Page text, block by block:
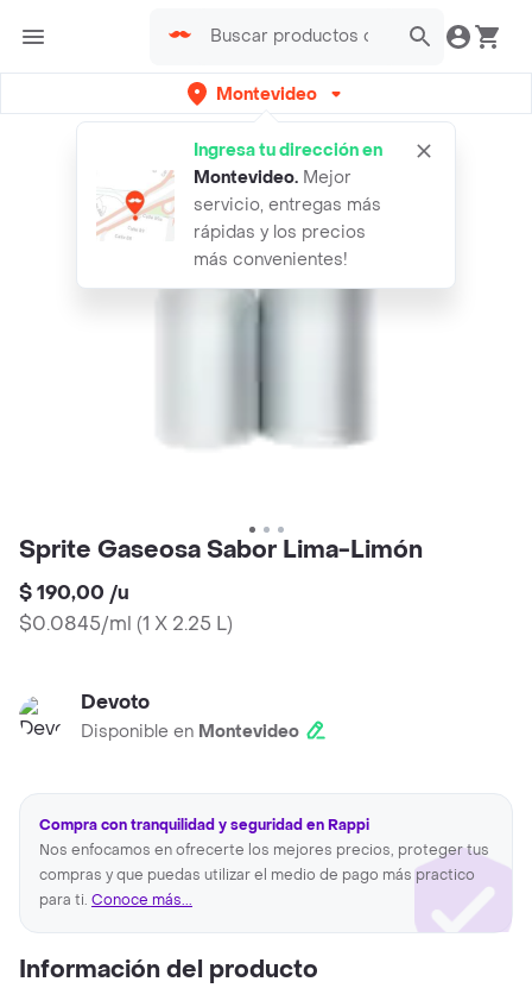
Montevideo
Ingresa tu dirección en
Montevideo. Mejor
servicio, entregas más
rápidas y los precios
más convenientes!
Sprite Gaseosa Sabor Lima-Limón
$ 190,00 /u
$0.0845/ml (1 X 2.25 L)
Devoto
Disponible en Montevideo
Compra con tranquilidad y seguridad en Rappi
Nos enfocamos en ofrecerte los mejores precios, proteger tus
compras y que puedas utilizar el medio de pago más practico
para ti. Conoce más...
Información del producto